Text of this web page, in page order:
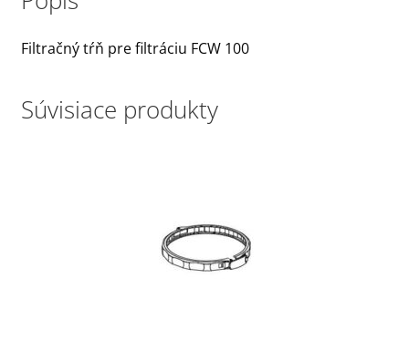
Filtračný tŕň pre filtráciu FCW 100
Súvisiace produkty